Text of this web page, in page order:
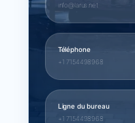
info@larus.net
Téléphone
+1 7154498968
Ligne du bureau
+1 7154498968